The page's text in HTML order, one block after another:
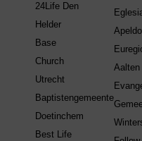
24Life Den
Helder
Base
Church
Utrecht
Baptistengemeente
Doetinchem
Best Life
Aalten